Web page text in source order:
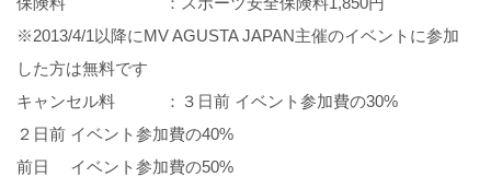
※2013/4/1以降にMV AGUSTA JAPAN主催のイベントに参加
した方は無料です
キャンセル料 ：３日前 イベント参加費の30%
２日前 イベント参加費の40%
前日 イベント参加費の50%